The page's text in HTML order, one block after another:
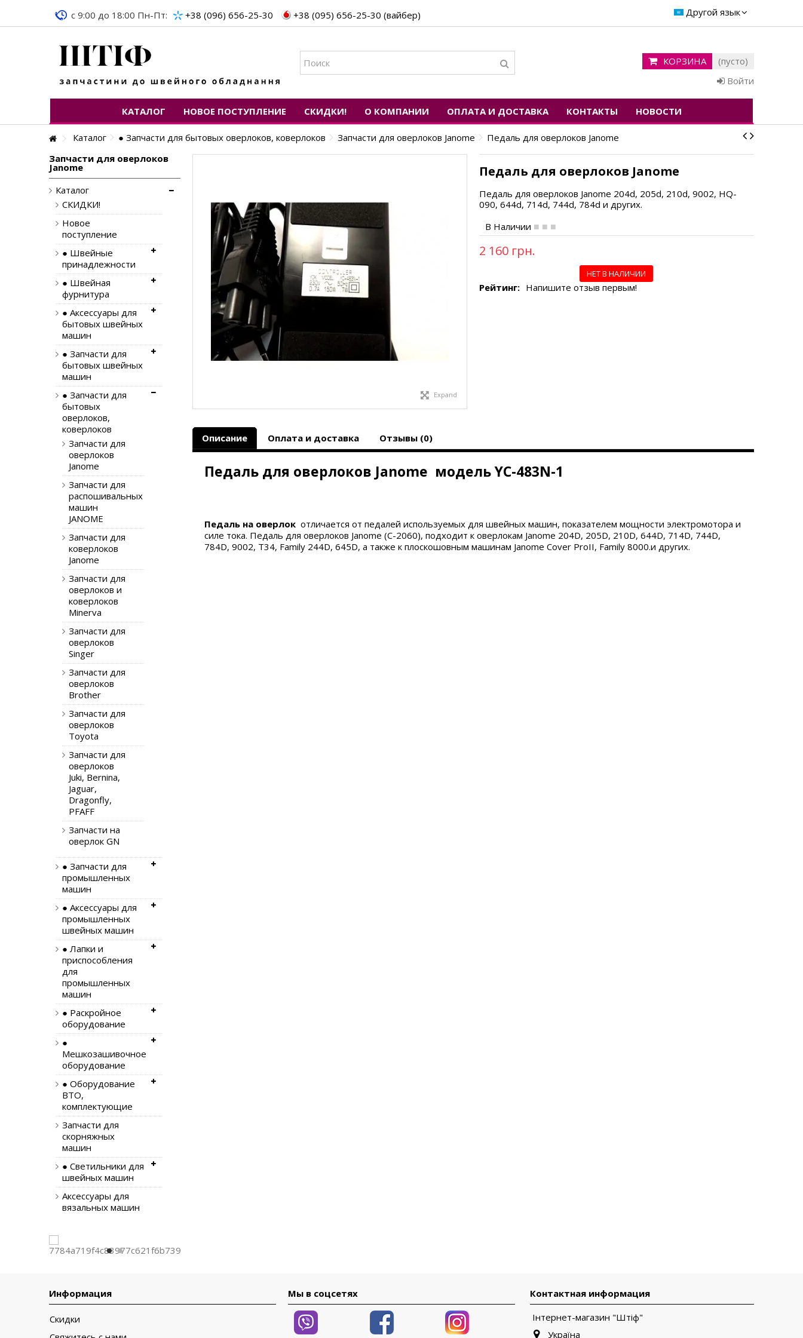
Другой язык
c 9:00 до 18:00 Пн-Пт: +38 (096) 656-25-30 +38 (095) 656-25-30 (вайбер)
КОРЗИНА
(пусто)
Войти
КАТАЛОГ НОВОЕ ПОСТУПЛЕНИЕ СКИДКИ! О КОМПАНИИ ОПЛАТА И ДОСТАВКА КОНТАКТЫ НОВОСТИ
Каталог ● Запчасти для бытовых оверлоков, коверлоков Запчасти для оверлоков Janome Педаль для оверлоков Janome
Expand
Педаль для оверлоков Janome
Педаль для оверлоков Janome 204d, 205d, 210d, 9002, HQ-
090, 644d, 714d, 744d, 784d и других.
В Наличии
2 160 грн.
НЕТ В НАЛИЧИИ
Рейтинг: Напишите отзыв первым!
Описание Оплата и доставка Отзывы (0)
Педаль для оверлоков Janome модель YC-483N-1
Педаль на оверлок отличается от педалей используемых для швейных машин, показателем мощности электромотора и
силе тока. Педаль для оверлоков Janome (C-2060), подходит к оверлокам Janome 204D, 205D, 210D, 644D, 714D, 744D,
784D, 9002, T34, Family 244D, 645D, а также к плоскошовным машинам Janome Cover ProII, Family 8000.и других.
Запчасти для оверлоков
Janome
Каталог
СКИДКИ!
Новое
поступление
● Швейные
принадлежности
● Швейная
фурнитура
● Аксессуары для
бытовых швейных
машин
● Запчасти для
бытовых швейных
машин
● Запчасти для
бытовых
оверлоков,
коверлоков
Запчасти для
оверлоков
Janome
Запчасти для
распошивальных
машин
JANOME
Запчасти для
коверлоков
Janome
Запчасти для
оверлоков и
коверлоков
Minerva
Запчасти для
оверлоков
Singer
Запчасти для
оверлоков
Brother
Запчасти для
оверлоков
Toyota
Запчасти для
оверлоков
Juki, Bernina,
Jaguar,
Dragonfly,
PFAFF
Запчасти на
оверлок GN
● Запчасти для
промышленных
машин
● Аксессуары для
промышленных
швейных машин
● Лапки и
приспособления
для
промышленных
машин
● Раскройное
оборудование
●
Мешкозашивочное
оборудование
● Оборудование
ВТО,
комплектующие
Запчасти для
скорняжных
машин
● Светильники для
швейных машин
Аксессуары для
вязальных машин
Информация
Скидки
Мы в соцсетях
Контактная информация
Інтернет-магазин "Штіф"
Україна